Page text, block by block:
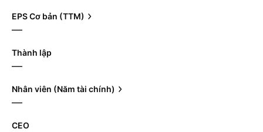
EPS Cơ bản (TTM)
—
Thành lập
—
Nhân viên (Năm tài chính)
—
CEO